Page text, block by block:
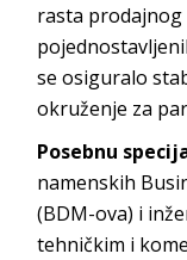
rasta
se osiguralo
okruženje za
Posebnu
namenskih
(BDM-ova) i
tehničkim i